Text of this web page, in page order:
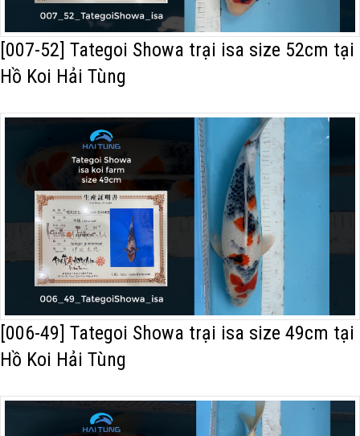
[007-52] Tategoi Showa trại isa size 52cm tại
Hồ Koi Hải Tùng
[006-49] Tategoi Showa trại isa size 49cm tại
Hồ Koi Hải Tùng